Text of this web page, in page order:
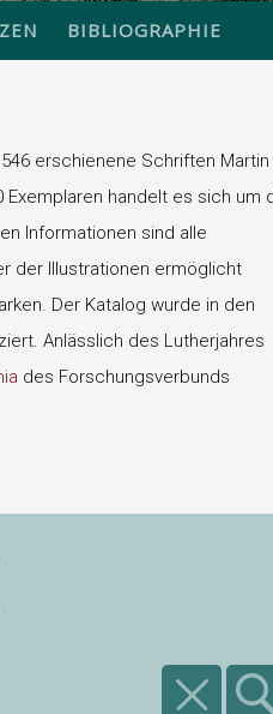
BIBLIOGRAPHIE
erschienene Schriften Martin
handelt es sich um
Informationen sind alle
der Illustrationen ermöglicht
Der Katalog wurde in den
Anlässlich des Lutherjahres
des Forschungsverbunds